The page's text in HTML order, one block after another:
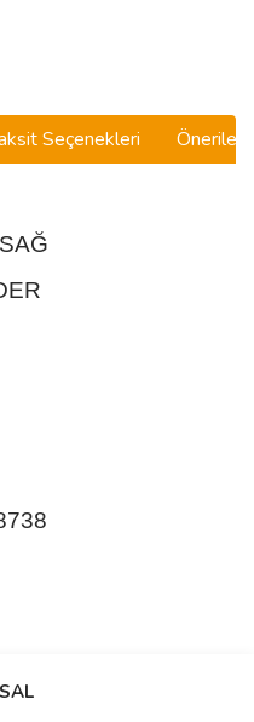
Seçenekleri
siz yapın!